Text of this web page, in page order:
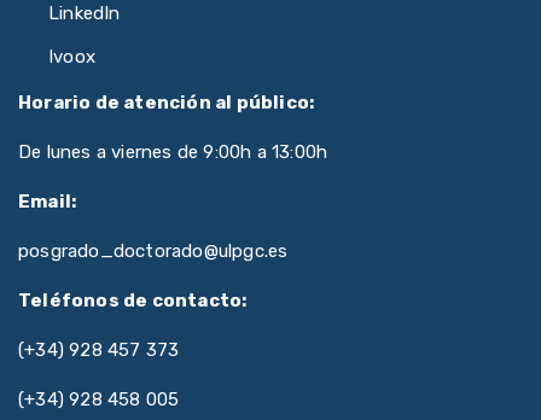
LinkedIn
Ivoox
Horario de atención al público:
De lunes a viernes de 9:00h a 13:00h
Email:
posgrado_doctorado@ulpgc.es
Teléfonos de contacto:
(+34) 928 457 373
(+34) 928 458 005